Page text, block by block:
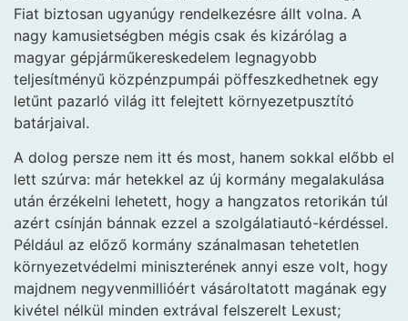
Fiat biztosan ugyanúgy rendelkezésre állt volna. A
nagy kamusietségben mégis csak és kizárólag a
magyar gépjárműkereskedelem legnagyobb
teljesítményű közpénzpumpái pöffeszkedhetnek egy
letűnt pazarló világ itt felejtett környezetpusztító
batárjaival.
A dolog persze nem itt és most, hanem sokkal előbb el
lett szúrva: már hetekkel az új kormány megalakulása
után érzékelni lehetett, hogy a hangzatos retorikán túl
azért csínján bánnak ezzel a szolgálatiautó-kérdéssel.
Például az előző kormány szánalmasan tehetetlen
környezetvédelmi miniszterének annyi esze volt, hogy
majdnem negyvenmillióért vásároltatott magának egy
kivétel nélkül minden extrával felszerelt Lexust;